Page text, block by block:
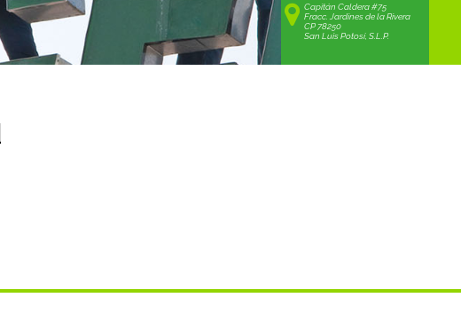
Capitán Caldera #75
Fracc. Jardines de la Rivera
CP 78250
San Luis Potosí, S.L.P.